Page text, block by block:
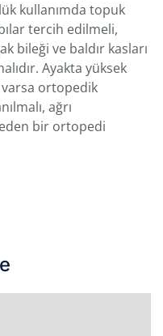
kullanımda topuk
tercih edilmeli,
bileği ve baldır kasları
Ayakta yüksek
varsa ortopedik
ağrı
bir ortopedi